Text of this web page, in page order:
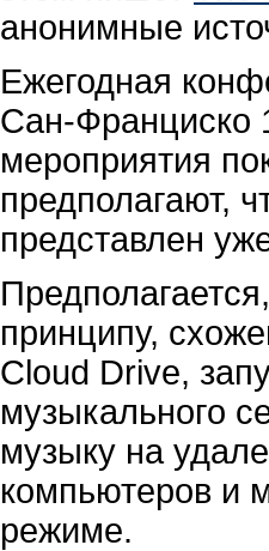
анонимные
Ежегодная
Сан-Франциско
мероприятия
предполагают,
представлен
принципу,
Cloud Drive,
музыкального
музыку на
компьютеров и
режиме.